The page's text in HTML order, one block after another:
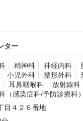
ター
精神科 神経内科
小児外科 整形外科
耳鼻咽喉科 放射線科
（感染症科/予防診療科）
目４２６番地